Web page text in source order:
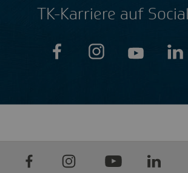
TK-Karriere auf
Facebook Instagram
Youtube